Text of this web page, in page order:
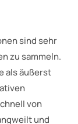
sind sehr
zu sammeln.
als äußerst
von
und